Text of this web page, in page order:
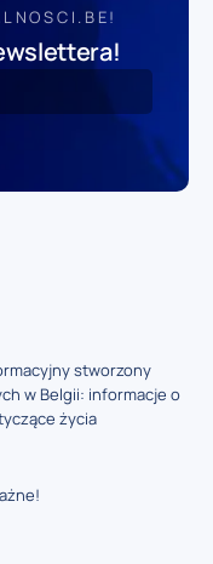
stworzony
w Belgii: informacje o
życia